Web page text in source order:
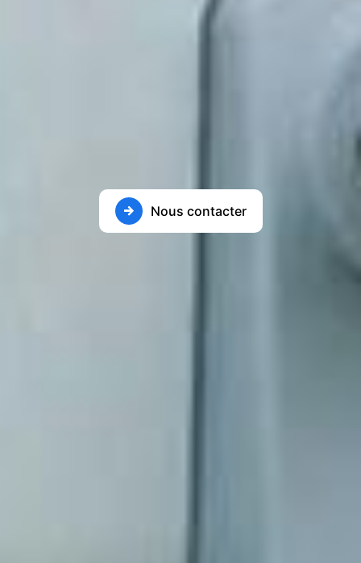
Nous contacter